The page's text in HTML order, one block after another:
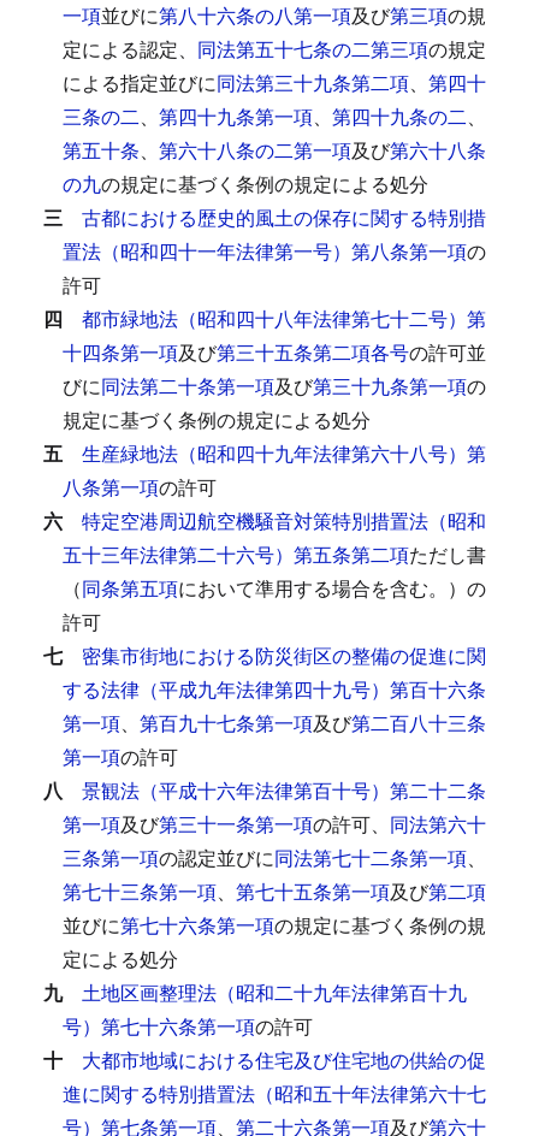
一項並びに第八十六条の八第一項及び第三項の規
定による認定、 同法第五十七条の二第三項の規定
による指定並びに同法第三十九条第二項、 第四十
三条の二、 第四十九条第一項、 第四十九条の二、
第五十条、 第六十八条の二第一項及び第六十八条
の九の規定に基づく条例の規定による処分
三 古都における歴史的風土の保存に関する特別措
置法（昭和四十一年法律第一号）第八条第一項の
許可
四 都市緑地法（昭和四十八年法律第七十二号）第
十四条第一項及び第三十五条第二項各号の許可並
びに同法第二十条第一項及び第三十九条第一項の
規定に基づく条例の規定による処分
五 生産緑地法（昭和四十九年法律第六十八号）第
八条第一項の許可
六 特定空港周辺航空機騒音対策特別措置法（昭和
五十三年法律第二十六号）第五条第二項ただし書
（同条第五項において準用する場合を含む。）の
許可
七 密集市街地における防災街区の整備の促進に関
する法律（平成九年法律第四十九号）第百十六条
第一項、 第百九十七条第一項及び第二百八十三条
第一項の許可
八 景観法（平成十六年法律第百十号）第二十二条
第一項及び第三十一条第一項の許可、 同法第六十
三条第一項の認定並びに同法第七十二条第一項、
第七十三条第一項、 第七十五条第一項及び第二項
並びに第七十六条第一項の規定に基づく条例の規
定による処分
九 土地区画整理法（昭和二十九年法律第百十九
号）第七十六条第一項の許可
十 大都市地域における住宅及び住宅地の供給の促
進に関する特別措置法（昭和五十年法律第六十七
号）第七条第一項、 第二十六条第一項及び第六十